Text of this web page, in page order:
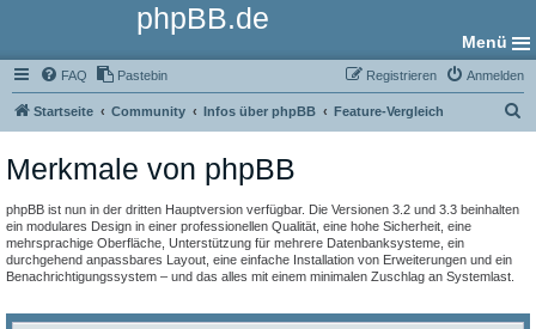
phpBB.de
Menü
FAQ Pastebin Anmelden
Registrieren
Startseite Community Infos über phpBB Feature-Vergleich
Merkmale von phpBB
phpBB ist nun in der dritten Hauptversion verfügbar. Die Versionen 3.2 und 3.3 beinhalten
ein modulares Design in einer professionellen Qualität, eine hohe Sicherheit, eine
mehrsprachige Oberfläche, Unterstützung für mehrere Datenbanksysteme, ein
durchgehend anpassbares Layout, eine einfache Installation von Erweiterungen und ein
Benachrichtigungssystem – und das alles mit einem minimalen Zuschlag an Systemlast.